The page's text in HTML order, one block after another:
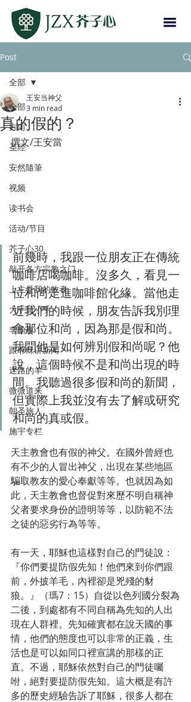
Post
全部
方向
圣经
安然隨筆
视频
读书会
活动/节目
芥子心30
敲开各方宗教之门
上主是我的牧者
大手拉小手
李翰春
跟耶稣讲新闻
迷路的羊
微微道来
朝圣旅人
施宇专栏
全部
真的假的？
王安当神父
3 min read
撰文/王安當
前幾時，我跟一位朋友正在傳統
咖啡店喝咖啡。沒多久，看見一
位和尚走進咖啡館化緣。當他走
近我們的時候，朋友告訴我別理
會那位和尚，因為那是假和尚。
我問他是如何辨別假和尚呢？他
說，這個時候不是和尚出現的時
間。我聽過很多假和尚的新聞，
但實際上我並沒有去了解或研究
和尚的真或假。
天主教會也有假的神父。在國外曾經也
有不少的人冒出神父，出現在某些地區
騙取教友的愛心奉獻等等。也就因為如
此，天主教會也督促對來歷不明自稱神
父者要求身份的證明等等，以防範不法
之徒的惡劣行為等等。
有一天，耶穌也這樣對自己的門徒說：
『你們要提防假先知！他們來到你們跟
前，外披羊毛，內裡卻是兇殘的豺
狼。』（瑪7：15）自從以色列國分裂為
二後，到處都有不同自稱為先知的人出
現在人群裡。先知確實都在說天國的事
情，他們的態度也可以非常的正義，生
活也是可以如同口裡宣講的那樣的正
直。不過，耶穌依然對自己的門徒囑
咐，絕對要提防假先知。這大概是有許
多的歷史經驗告訴了耶穌，很多人都在